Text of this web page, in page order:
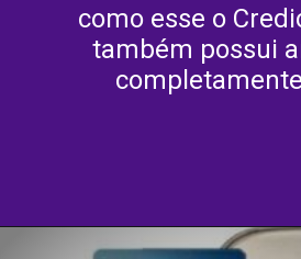
como esse o
também possui